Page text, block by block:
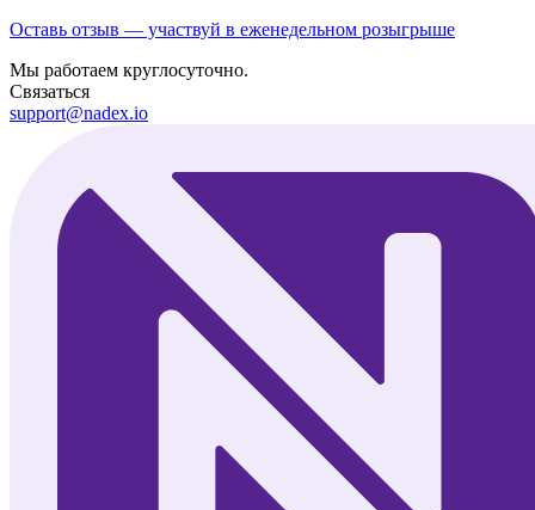
Оставь отзыв — участвуй в еженедельном розыгрыше
Мы работаем круглосуточно.
Связаться
support@nadex.io